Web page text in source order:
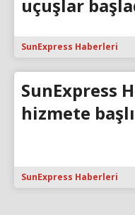
uçuşlar
SunExpress Haberleri
SunExpress
hizmete
SunExpress Haberleri